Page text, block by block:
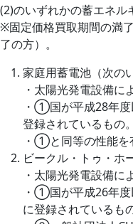
(2)のいずれかの蓄エネル
※固定価格買取期間の満
了の方）。
家庭用蓄電池（次の
・太陽光発電設備
・①国が平成28年度
登録されているもの。
・①と同等の性能を
ビークル・トゥ・ホ
・太陽光発電設備
・①国が平成26年度
に登録されているもの